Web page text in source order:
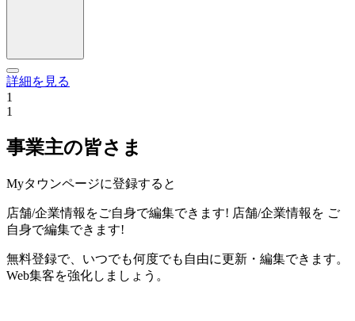
詳細を見る
1
1
事業主の皆さま
Myタウンページに登録すると
店舗/企業情報をご自身で編集できます! 店舗/企業情報を ご
自身で編集できます!
無料登録で、いつでも何度でも自由に更新・編集できます。
Web集客を強化しましょう。